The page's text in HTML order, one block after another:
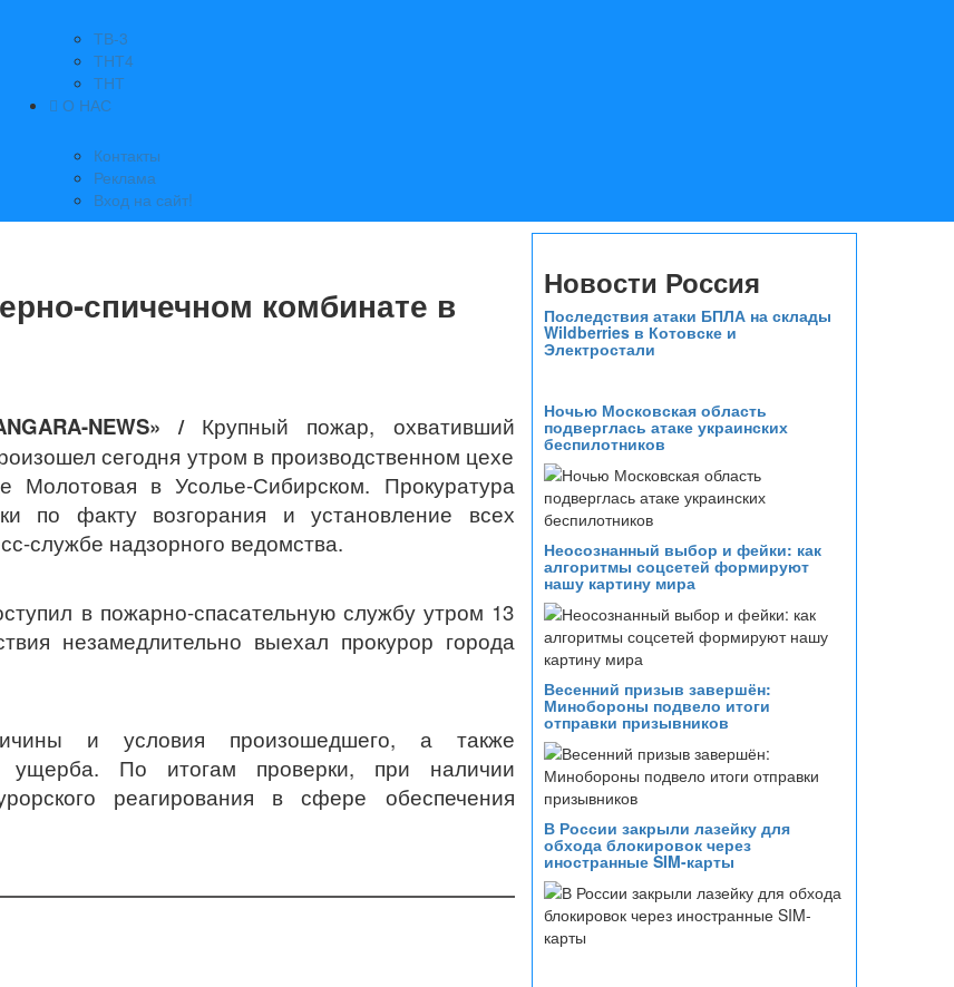
ТВ-3
ТНТ4
ТНТ
О НАС
Контакты
Реклама
Вход на сайт!
спичечном комбинате в
NEWS» /Крупный пожар, охвативший
сегодня утром в производственном цехе
Молотовая в Усолье-Сибирском. Прокуратура
по факту возгорания и установление всех
службе надзорного ведомства.
в пожарно-спасательную службу утром 13
незамедлительно выехал прокурор города
и условия произошедшего, а также
ущерба. По итогам проверки, при наличии
реагирования в сфере обеспечения
Новости Россия
Последствия атаки БПЛА на склады
Wildberries в Котовске и
Электростали
Ночью Московская область
подверглась атаке украинских
беспилотников
Неосознанный выбор и фейки: как
алгоритмы соцсетей формируют
нашу картину мира
Весенний призыв завершён:
Минобороны подвело итоги
отправки призывников
В России закрыли лазейку для
обхода блокировок через
иностранные SIM-карты